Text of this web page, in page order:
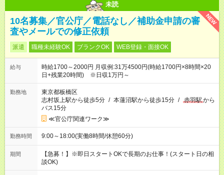
未読
NEW
10名募集／官公庁／電話なし／補助金申請の審
査やメールでの修正依頼
派遣 職種未経験OK ブランクOK WEB登録・面接OK
給与
時給1700～2000円 月収例:31万4500円(時給1700円×8時間×20
日+残業20時間) ※日収1万円～
勤務地
東京都板橋区
志村坂上駅から徒歩5分 / 本蓮沼駅から徒歩15分 / 赤羽駅から
バス15分
≪官公庁関連ワーク≫
勤務時間 9:00～18:00(実働8時間/休憩60分)
期間
【急募！】※即日スタートOKで長期のお仕事！(スタート日の相
談OK)